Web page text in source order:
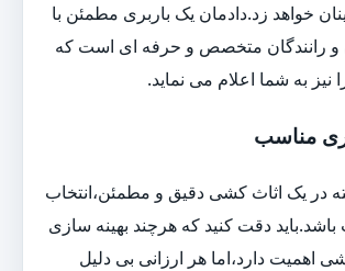
خواهد زد.دادمان یک باربری مطمئن با
و رانندگان متخصص و حرفه ای است که
نیز به شما اعلام می نماید.
مناسب
در یک اثاث کشی دقیق و مطمئن،انتخاب
دقت کنید که هرچند بهینه سازی
اهمیت دارد،اما هر ارزانی بی دلیل